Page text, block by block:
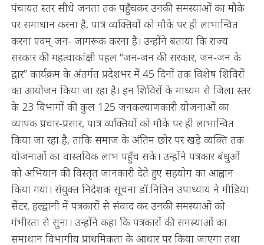
पंचायत स्तर सीधे जनता तक पहुँचकर उनकी समस्याओं का मौके
पर समाधान करना है, पात्र व्यक्तियों को मौके पर ही लाभान्वित
करना एवम् जन- जागरूक करना है। उन्होंने बताया कि राज्य
सरकार की महत्वाकांक्षी पहल “जन-जन की सरकार, जन-जन के
द्वार” कार्यक्रम के अंतर्गत प्रदेशभर में 45 दिनों तक विशेष शिविरों
का आयोजन किया जा रहा है। इन शिविरों के माध्यम से जिला स्तर
के 23 विभागों की कुल 125 जनकल्याणकारी योजनाओं का
व्यापक प्रचार-प्रसार, पात्र व्यक्तियों को मौके पर ही लाभान्वित
किया जा रहा है, ताकि समाज के अंतिम छोर पर खड़े व्यक्ति तक
योजनाओं का वास्तविक लाभ पहुँच सके। उन्होंने पत्रकार बंधुओं
को अभियान की विस्तृत जानकारी देते हुए सहयोग का आह्वान
किया गया। संयुक्त निदेशक सूचना डॉ.नितिन उपाध्याय ने मीडिया
सेंटर, हल्द्वानी में पत्रकारों से संवाद कर उनकी समस्याओं को
गंभीरता से सुना। उन्होंने कहा कि पत्रकारों की समस्याओं का
समाधान विभागीय प्राथमिकता के आधार पर किया जाएगा तथा